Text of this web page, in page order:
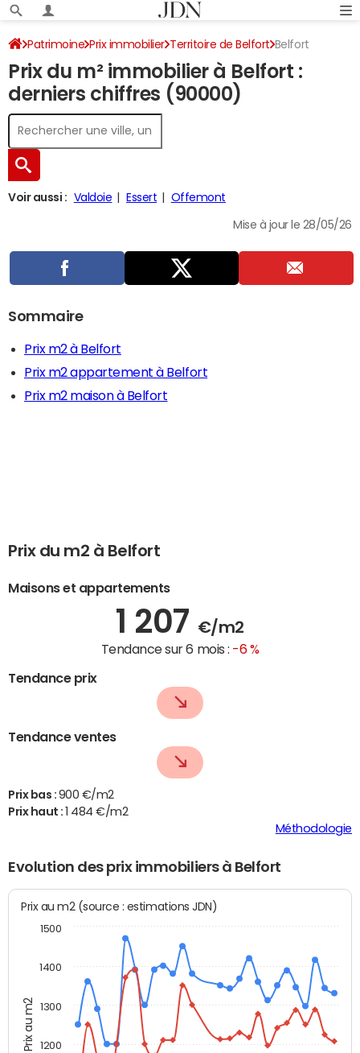
Patrimoine Prix immobilier Territoire de Belfort Belfort
Prix du m² immobilier à Belfort :
derniers chiffres (90000)
Voir aussi : Valdoie Essert Offemont
Mise à jour le 28/05/26
Sommaire
Prix m2 à Belfort
Prix m2 appartement à Belfort
Prix m2 maison à Belfort
Prix du m2 à Belfort
Maisons et appartements
1 207 €/m2
Tendance sur 6 mois : -6 %
Tendance prix
Tendance ventes
Prix bas : 900 €/m2
Prix haut :
1 484 €/m2
Méthodologie
Evolution des prix immobiliers à Belfort
Prix au m2
Prix au m2 (source : estimations JDN)
1200
1300
1400
1500